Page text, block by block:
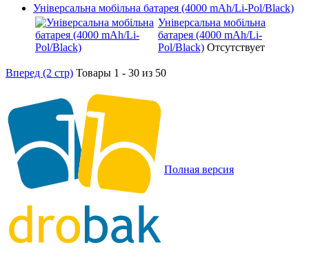
Універсальна мобільна батарея (4000 mAh/Li-Pol/Black)
Універсальна мобільна
батарея (4000 mAh/Li-
Pol/Black) Отсутствует
Вперед (2 стр) Товары 1 - 30 из 50
Полная версия